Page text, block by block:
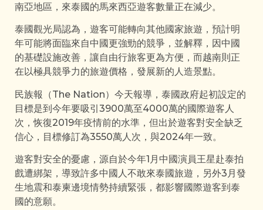
南亞地區，來泰國的馬來西亞遊客數量正在減少。
泰國觀光局認為，遊客可能轉向其他國家旅遊，預計明
年可能將面臨來自中國更強勁的競爭，並解釋，因中國
的基礎設施改善，讓自由行旅客更為方便，而越南則正
在以極具競爭力的旅遊價格，發展新的人造景點。
民族報（The Nation）今天報導，泰國政府起初設定的
目標是到今年要吸引3900萬至4000萬的國際遊客人
次，恢復2019年疫情前的水準，但出於遊客對安全缺乏
信心，目標修訂為3550萬人次，與2024年一致。
遊客對安全的憂慮，源自於今年1月中國演員王星赴泰拍
戲遭綁架，導致許多中國人不敢來泰國旅遊，另外3月發
生地震和泰柬邊境情勢持續緊張，都影響國際遊客到泰
國的意願。